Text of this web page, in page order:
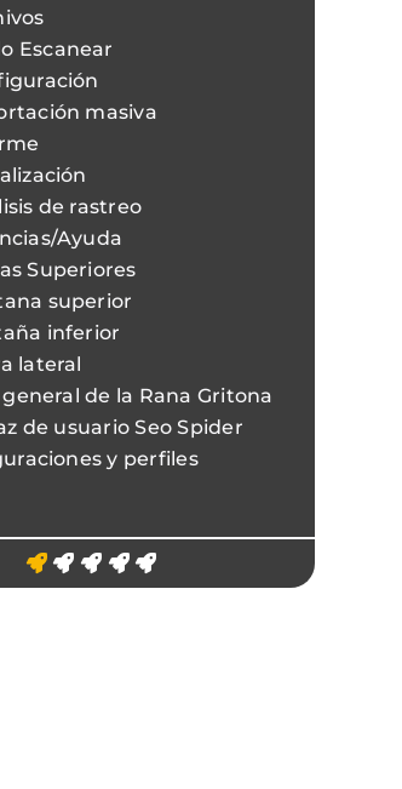
Escanear
masiva
de rastreo
Ayuda
Superiores
superior
inferior
lateral
de la Rana Gritona
de usuario Seo Spider
y perfiles